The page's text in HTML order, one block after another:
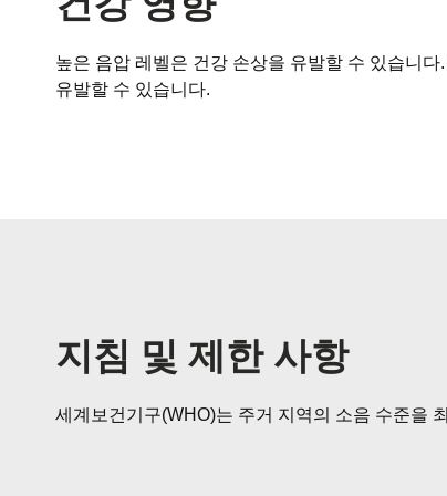
높은 음압 레벨은 건강 손상을 유발할 수 있습니
유발할 수 있습니다.
지침 및 제한 사항
세계보건기구(WHO)는 주거 지역의 소음 수준을